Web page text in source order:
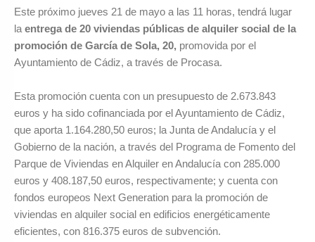
Este próximo jueves 21 de mayo a las 11 horas, tendrá lugar
la entrega de 20 viviendas públicas de alquiler social de la
promoción de García de Sola, 20, promovida por el
Ayuntamiento de Cádiz, a través de Procasa.
Esta promoción cuenta con un presupuesto de 2.673.843
euros y ha sido cofinanciada por el Ayuntamiento de Cádiz,
que aporta 1.164.280,50 euros; la Junta de Andalucía y el
Gobierno de la nación, a través del Programa de Fomento del
Parque de Viviendas en Alquiler en Andalucía con 285.000
euros y 408.187,50 euros, respectivamente; y cuenta con
fondos europeos Next Generation para la promoción de
viviendas en alquiler social en edificios energéticamente
eficientes, con 816.375 euros de subvención.